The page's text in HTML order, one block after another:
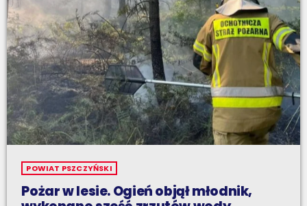
POWIAT PSZCZYŃSKI
Pożar w lesie. Ogień objął młodnik,